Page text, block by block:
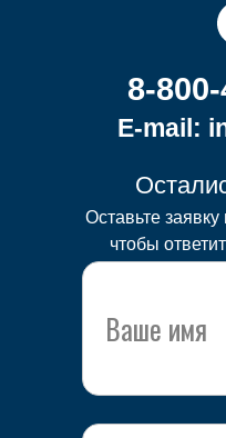
Оставьте
чтобы
E-mail:
8-